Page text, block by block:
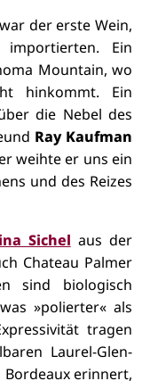
der erste Wein,
importierten. Ein
Mountain, wo
hinkommt. Ein
die Nebel des
RayKaufman
weihte er uns ein
und des Reizes
Sichel aus der
Chateau Palmer
sind biologisch
»polierter« als
tragen
Laurel-Glen-
erinnert,